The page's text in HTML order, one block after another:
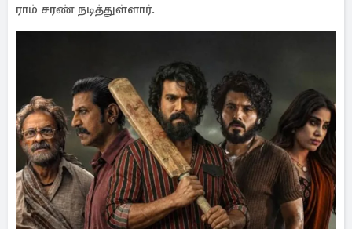
ராம் சரண் நடித்துள்ளார்.